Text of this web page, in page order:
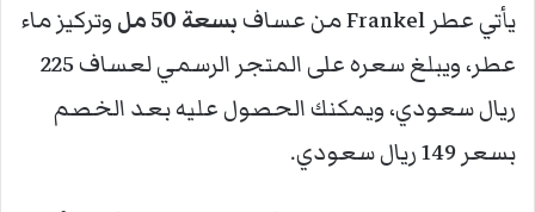
يأتي عطر Frankel من عساف بسعة 50 مل
وتركيز ماء
عطر، ويبلغ سعره على المتجر الرسمي لعساف 225
ريال سعودي، ويمكنك الحصول عليه بعد الخصم
بسعر 149 ريال سعودي.